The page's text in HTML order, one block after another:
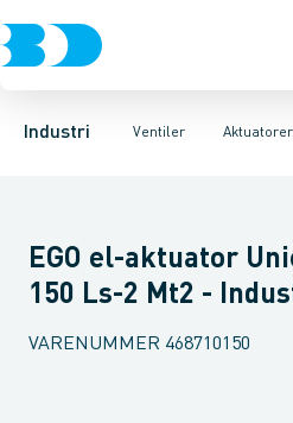
Industri Ventiler
VentilerRustfrit stål Sort stål
Aktuatorer
3-Delte kugleventiler 2-Delte
Pneumatisk aktuator type AT
EGO el-aktuator
150 Ls-2 Mt2 -
VARENUMMER 468710150